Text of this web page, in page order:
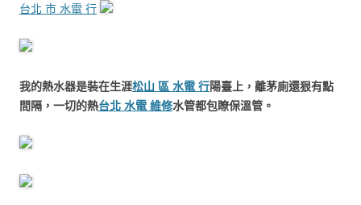
台北 市 水電 行
我的熱水器是裝在生涯松山 區 水電 行陽臺上，離茅廁還狠有點
間隔，一切的熱台北 水電 維修水管都包瞭保溫管。